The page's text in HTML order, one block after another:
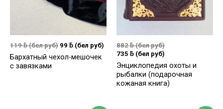
119ƃ(бел руб) 99 ƃ (бел руб)
Бархатный чехол-мешочек
с завязками
882ƃ(бел руб)
735 ƃ (бел руб)
Энциклопедия охоты и
рыбалки (подарочная
кожаная книга)